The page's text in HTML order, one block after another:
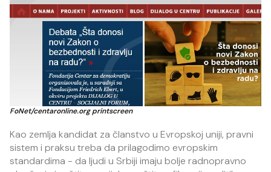
FoNet/centaronline.org printscreen
Kao zemlja kandidat za članstvo u Evropskoj uniji, pravni
sistem i praksu treba da prilagodimo evropskim
standardima - da ljudi u Srbiji imaju bolje radnopravno